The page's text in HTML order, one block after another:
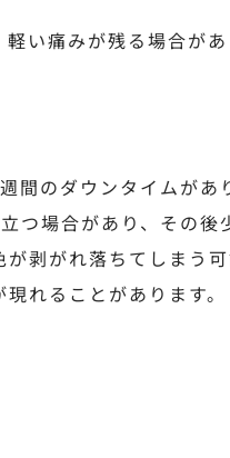
い痛みが残る場合が
間のダウンタイムがあ
つ場合があり、その
剥がれ落ちてしまう
れることがあります。